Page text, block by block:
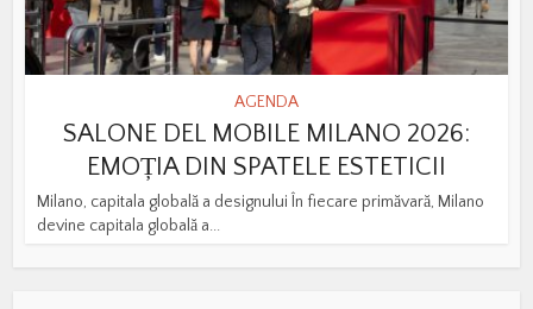
AGENDA
SALONE DEL MOBILE MILANO 2026:
EMOȚIA DIN SPATELE ESTETICII
Milano, capitala globală a designului În fiecare primăvară, Milano
devine capitala globală a...